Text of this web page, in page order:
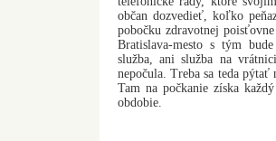
občan dozvedieť, koľko
pobočku zdravotnej
Bratislava-mesto s tým
služba, ani služba na
nepočula. Treba sa teda
Tam na počkanie získa
obdobie.